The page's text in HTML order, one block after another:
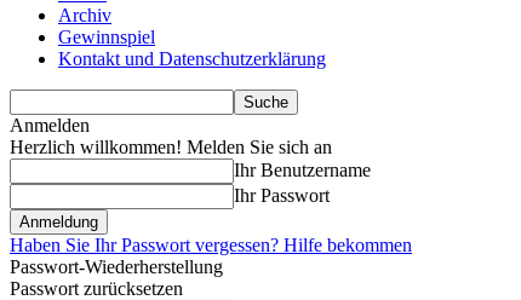
Archiv
Gewinnspiel
Kontakt und Datenschutzerklärung
Anmelden
Herzlich willkommen! Melden Sie sich an
Ihr Benutzername
Ihr Passwort
Haben Sie Ihr Passwort vergessen? Hilfe bekommen
Passwort-Wiederherstellung
Passwort zurücksetzen